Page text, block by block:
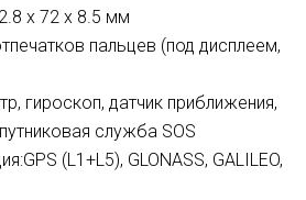
x 72 x 8.5 мм
пальцев (под дисплеем,
гироскоп, датчик приближения,
служба SOS
GPS (L1+L5), GLONASS, GALILEO,